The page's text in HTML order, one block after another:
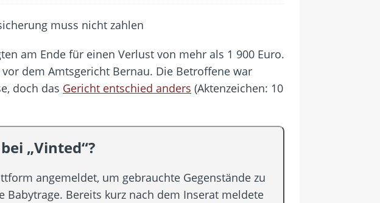
kommen
am Ende für einen Verlust von mehr als 1 900 Euro.
dem Amtsgericht Bernau. Die Betroffene war
doch das Gericht entschied anders (Aktenzeichen: 10
„Vinted“?
angemeldet, um gebrauchte Gegenstände zu
Bereits kurz nach dem Inserat meldete